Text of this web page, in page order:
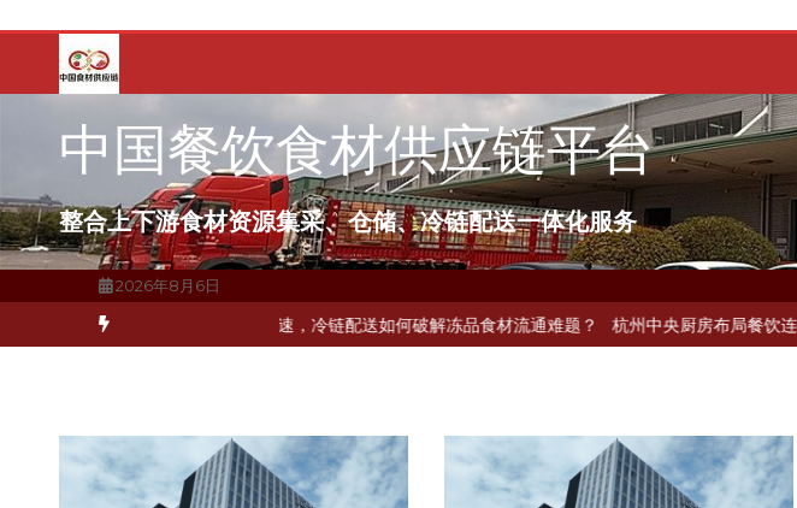
容
中国餐饮食材供应链平台
整合上下游食材资源集采、仓储、冷链配送一体化服务
2026年8月6日
北京餐饮企业如何选择冷链公司？ 上海餐饮连锁加速，冷链配送如何破解冻品食材流通难题？